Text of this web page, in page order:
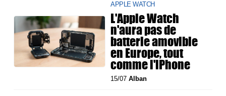
APPLE WATCH
L'Apple Watch
n'aura pas de
batterie amovible
en Europe, tout
comme l'iPhone
15/07Alban